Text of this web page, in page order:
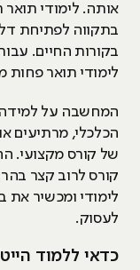
אותה. לימודי תואר
בתקווה לפתיחת
בקורות החיים.
לימודי תואר פחות
המחשבה על למידה
הכלכלי, מרתיעים
של קורס מקצועי.
קורס לרוב קצר
לימודי ומכשיר את
לעסוק.
כדאי ללמוד